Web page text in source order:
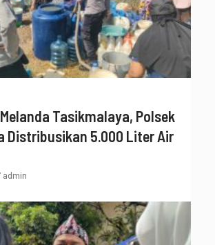
Tasikmalaya, Polsek
Distribusikan 5.000 Liter Air
admin